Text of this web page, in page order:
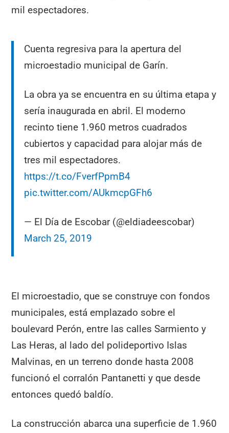
mil espectadores.
Cuenta regresiva para la apertura del
microestadio municipal de Garín.
La obra ya se encuentra en su última etapa y
sería inaugurada en abril. El moderno
recinto tiene 1.960 metros cuadrados
cubiertos y capacidad para alojar más de
tres mil espectadores.
https://t.co/FverfPpmB4
pic.twitter.com/AUkmcpGFh6
— El Día de Escobar (@eldiadeescobar)
March 25, 2019
El microestadio, que se construye con fondos
municipales, está emplazado sobre el
boulevard Perón, entre las calles Sarmiento y
Las Heras, al lado del polideportivo Islas
Malvinas, en un terreno donde hasta 2008
funcionó el corralón Pantanetti y que desde
entonces quedó baldío.
La construcción abarca una superficie de 1.960